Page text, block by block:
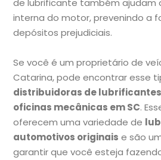
de lubrificante também ajudam
interna do motor, prevenindo a
depósitos prejudiciais.
Se você é um proprietário de
Catarina, pode encontrar esse
distribuidoras de lubrificantes
oficinas mecânicas em SC.
oferecem uma variedade de
automotivos originais e são
garantir que você esteja